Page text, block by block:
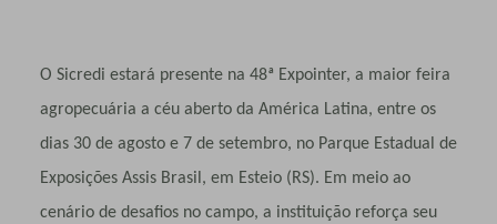
O Sicredi estará presente na 48ª Expointer, a maior feira
agropecuária a céu aberto da América Latina, entre os
dias 30 de agosto e 7 de setembro, no Parque Estadual de
Exposições Assis Brasil, em Esteio (RS). Em meio ao
cenário de desafios no campo, a instituição reforça seu